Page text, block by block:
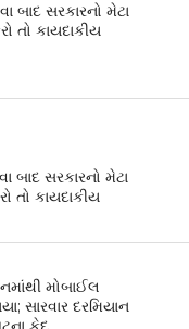
બાદ સરકારનો મેટા
તો કાયદાકીય
બાદ સરકારનો મેટા
તો કાયદાકીય
મોબાઈલ
સારવાર દરમિયાન